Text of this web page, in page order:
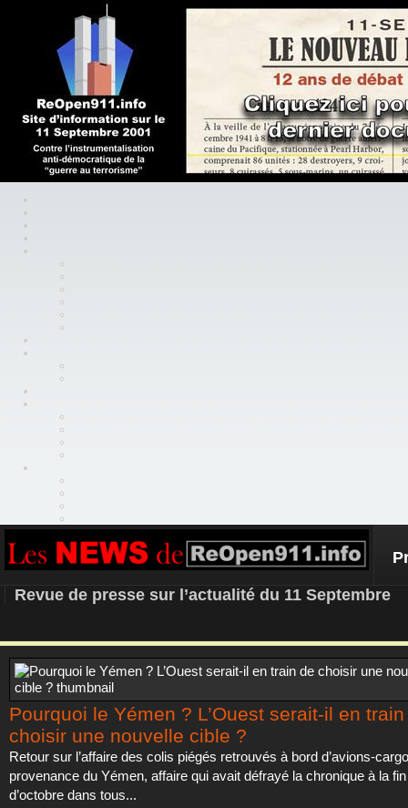
REOPEN911 – NEWS
Revue de presse sur l’actualité du 11 Septembre
Pourquoi le Yémen ? L’Ouest serait-il en
choisir une nouvelle cible ?
Retour sur l’affaire des colis piégés retrouvés à bord d’avions-
provenance du Yémen, affaire qui avait défrayé la chronique à la
d’octobre dans tous...